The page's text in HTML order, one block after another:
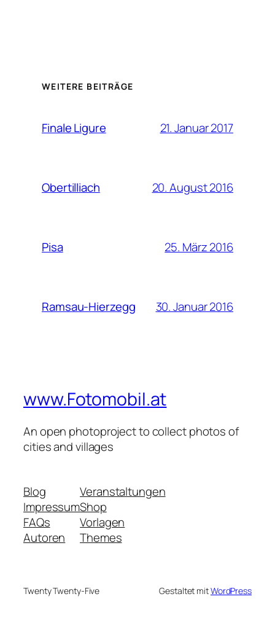
WEITERE BEITRÄGE
Finale Ligure 21. Januar 2017
Obertilliach 20. August 2016
Pisa 25. März 2016
Ramsau-Hierzegg 30. Januar 2016
www.Fotomobil.at
An open photoproject to collect photos of
cities and villages
Blog
Impressum
FAQs
Autoren
Veranstaltungen
Shop
Vorlagen
Themes
Twenty Twenty-Five Gestaltet mitWordPress